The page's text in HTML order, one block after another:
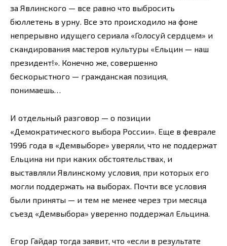
за Явлинского — все равно что выбросить
бюллетень в урну. Все это происходило на фоне
непрерывно идущего сериала «Голосуй сердцем» и
скандирования мастеров культуры «Ельцин — наш
президент!». Конечно же, совершенно
бескорыстного — гражданская позиция,
понимаешь…
И отдельный разговор — о позиции
«Демократического выбора России». Еще в феврале
1996 года в «Демвыборе» уверяли, что не поддержат
Ельцина ни при каких обстоятельствах, и
выставляли Явлинскому условия, при которых его
могли поддержать на выборах. Почти все условия
были приняты — и тем не менее через три месяца
съезд «Демвыбора» уверенно поддержал Ельцина.
Егор Гайдар тогда заявит, что «если в результате